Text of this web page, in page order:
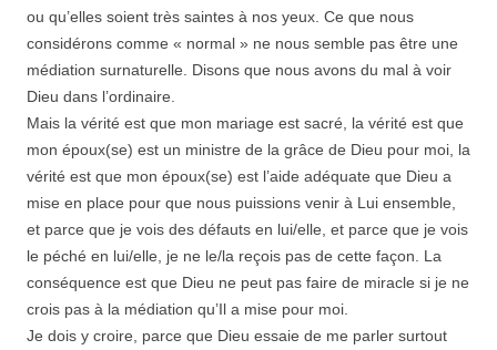
ou qu’elles soient très saintes à nos yeux. Ce que nous
considérons comme « normal » ne nous semble pas être une
médiation surnaturelle. Disons que nous avons du mal à voir
Dieu dans l’ordinaire.
Mais la vérité est que mon mariage est sacré, la vérité est que
mon époux(se) est un ministre de la grâce de Dieu pour moi, la
vérité est que mon époux(se) est l’aide adéquate que Dieu a
mise en place pour que nous puissions venir à Lui ensemble,
et parce que je vois des défauts en lui/elle, et parce que je vois
le péché en lui/elle, je ne le/la reçois pas de cette façon. La
conséquence est que Dieu ne peut pas faire de miracle si je ne
crois pas à la médiation qu’Il a mise pour moi.
Je dois y croire, parce que Dieu essaie de me parler surtout